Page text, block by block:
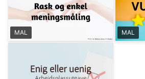
MAL MAL